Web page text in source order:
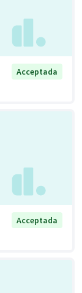
Acceptada
Acceptada